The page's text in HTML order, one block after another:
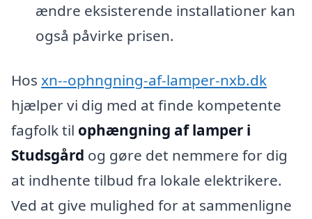
ændre eksisterende installationer kan
også påvirke prisen.
Hos xn--ophngning-af-lamper-nxb.dk
hjælper vi dig med at finde kompetente
fagfolk til ophængning af lamper i
Studsgård og gøre det nemmere for dig
at indhente tilbud fra lokale elektrikere.
Ved at give mulighed for at sammenligne